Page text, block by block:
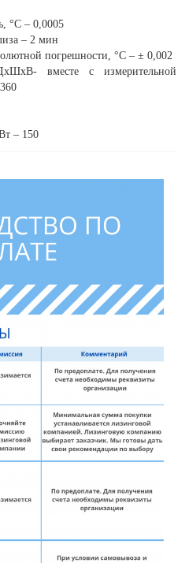
°C – 0,0005
– 2 мин
погрешности, °C – ± 0,002
вместе с измерительной
– 150